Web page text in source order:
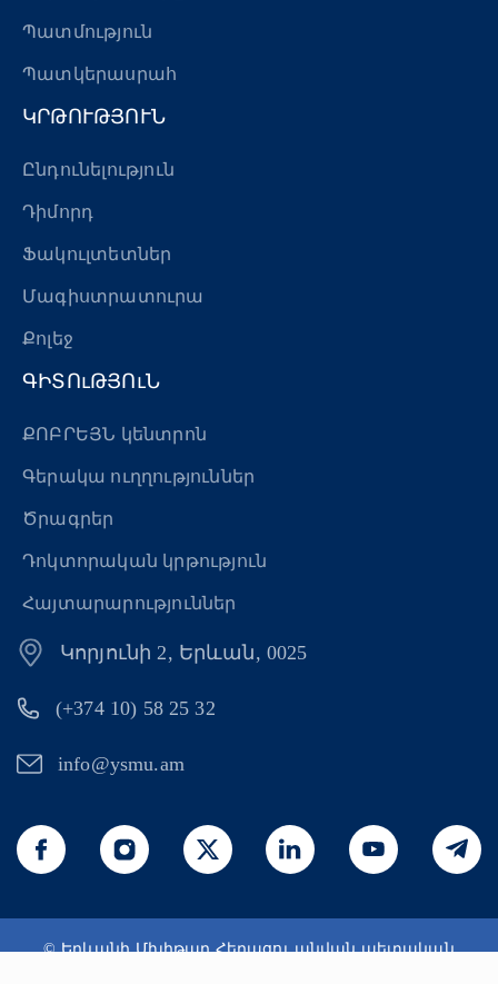
Պատմություն
Պատկերասրահ
ԿՐԹՈՒԹՅՈՒՆ
Ընդունելություն
Դիմորդ
Ֆակուլտետներ
Մագիստրատուրա
Քոլեջ
ԳԻՏՈւԹՅՈւՆ
ՔՈԲՐԵՅՆ կենտրոն
Գերակա ուղղություններ
Ծրագրեր
Դոկտորական կրթություն
Հայտարարություններ
Կորյունի 2, Երևան, 0025
(+374 10) 58 25 32
info@ysmu.am
© Երևանի Մխիթար Հերացու անվան պետական